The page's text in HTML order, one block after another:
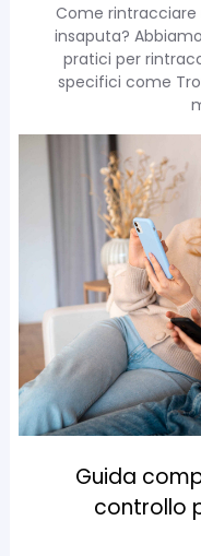
Come rintracciare
insaputa?
pratici per
specifici come
Guida
controllo